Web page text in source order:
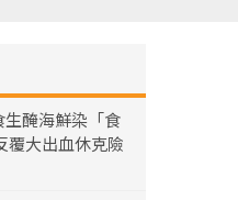
醃海鮮染「食
覆大出血休克險